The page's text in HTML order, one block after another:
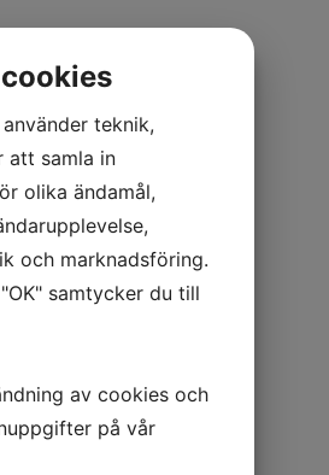
teknik,
att samla in
olika ändamål,
och marknadsföring.
samtycker du till
av cookies och
på vår